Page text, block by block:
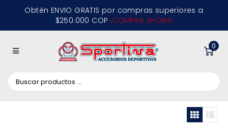
Obtén ENVIO GRATIS por compras superiores a
$250.000 COP ¡COMPRA AHORA!
0